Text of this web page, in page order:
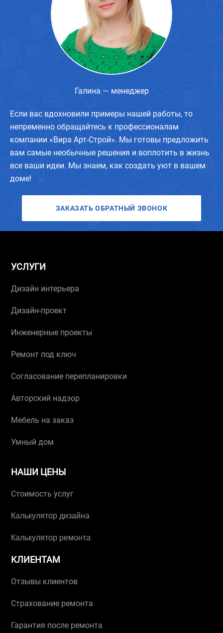
Если вас вдохновили примеры нашей работы, то
непременно обращайтесь к профессионалам
компании «Вира Арт-Строй». Мы готовы предложить
вам самые необычные решения и воплотить в жизнь
все ваши идеи. Мы знаем, как создать уют в вашем
доме!
ЗАКАЗАТЬ ОБРАТНЫЙ ЗВОНОК
Галина — менеджер
УСЛУГИ
Дизайн интерьера
Дизайн-проект
Инженерные проекты
Ремонт под ключ
Согласование перепланировки
Авторский надзор
Мебель на заказ
Умный дом
НАШИ ЦЕНЫ
Стоимость услуг
Калькулятор дизайна
Калькулятор ремонта
КЛИЕНТАМ
Отзывы клиентов
Страхование ремонта
Гарантия после ремонта